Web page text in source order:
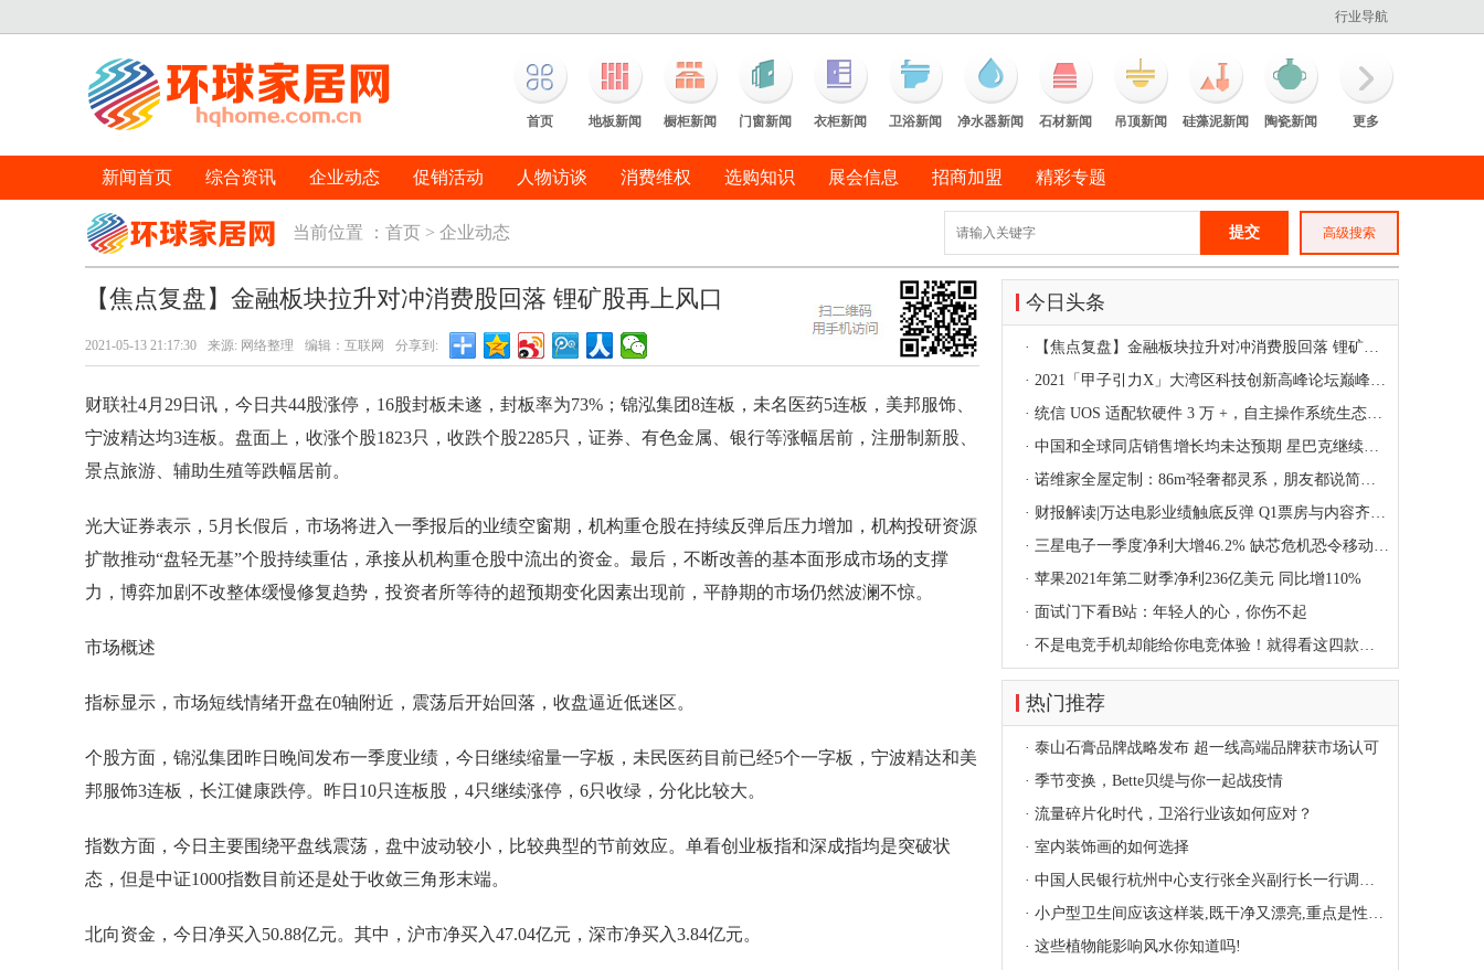
行业导航
首页 地板新闻 橱柜新闻 门窗新闻 衣柜新闻 卫浴新闻 净水器新闻 石材新闻 吊顶新闻 硅藻泥新闻 陶瓷新闻 更多
新闻首页 综合资讯 企业动态 促销活动 人物访谈 消费维权 选购知识 展会信息 招商加盟 精彩专题
当前位置 ： 首页 > 企业动态 高级搜索
【焦点复盘】金融板块拉升对冲消费股回落 锂矿股再上风口
2021-05-13 21:17:30 来源: 网络整理 编辑：互联网 分享到:
财联社4月29日讯，今日共44股涨停，16股封板未遂，封板率为73%；锦泓集团8连板，未名医药5连板，美邦服饰、
宁波精达均3连板。盘面上，收涨个股1823只，收跌个股2285只，证券、有色金属、银行等涨幅居前，注册制新股、
景点旅游、辅助生殖等跌幅居前。
光大证券表示，5月长假后，市场将进入一季报后的业绩空窗期，机构重仓股在持续反弹后压力增加，机构投研资源
扩散推动“盘轻无基”个股持续重估，承接从机构重仓股中流出的资金。最后，不断改善的基本面形成市场的支撑
力，博弈加剧不改整体缓慢修复趋势，投资者所等待的超预期变化因素出现前，平静期的市场仍然波澜不惊。
市场概述
指标显示，市场短线情绪开盘在0轴附近，震荡后开始回落，收盘逼近低迷区。
个股方面，锦泓集团昨日晚间发布一季度业绩，今日继续缩量一字板，未民医药目前已经5个一字板，宁波精达和美
邦服饰3连板，长江健康跌停。昨日10只连板股，4只继续涨停，6只收绿，分化比较大。
指数方面，今日主要围绕平盘线震荡，盘中波动较小，比较典型的节前效应。单看创业板指和深成指均是突破状
态，但是中证1000指数目前还是处于收敛三角形末端。
北向资金，今日净买入50.88亿元。其中，沪市净买入47.04亿元，深市净买入3.84亿元。
今日头条
·
【焦点复盘】金融板块拉升对冲消费股回落 锂矿股再上风口
· 2021「甲子引力X」大湾区科技创新高峰论坛巅峰对话：找到科技和幸福的
· 统信 UOS 适配软硬件 3 万 +，自主操作系统生态圈逐步成型
· 中国和全球同店销售增长均未达预期 星巴克继续加速在华扩张
· 诺维家全屋定制：86m²轻奢都灵系，朋友都说简直完美！
· 财报解读|万达电影业绩触底反弹 Q1票房与内容齐头并进
· 三星电子一季度净利大增46.2% 缺芯危机恐令移动业务利润下滑
· 苹果2021年第二财季净利236亿美元 同比增110%
· 面试门下看B站：年轻人的心，你伤不起
· 不是电竞手机却能给你电竞体验！就得看这四款手机
热门推荐
· 泰山石膏品牌战略发布 超一线高端品牌获市场认可
· 季节变换，Bette贝缇与你一起战疫情
· 流量碎片化时代，卫浴行业该如何应对？
· 室内装饰画的如何选择
· 中国人民银行杭州中心支行张全兴副行长一行调研森歌集成灶
· 小户型卫生间应该这样装,既干净又漂亮,重点是性价比还超高!
· 这些植物能影响风水你知道吗!